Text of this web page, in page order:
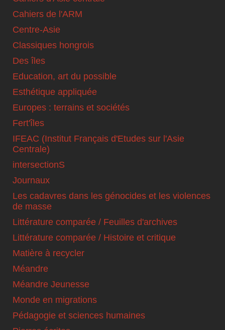
Cahiers de l'ARM
Centre-Asie
Classiques hongrois
Des îles
Education, art du possible
Esthétique appliquée
Europes : terrains et sociétés
Fert'îles
IFEAC (Institut Français d'Etudes sur l'Asie
Centrale)
intersectionS
Journaux
Les cadavres dans les génocides et les violences
de masse
Littérature comparée / Feuilles d'archives
Littérature comparée / Histoire et critique
Matière à recycler
Méandre
Méandre Jeunesse
Monde en migrations
Pédagogie et sciences humaines